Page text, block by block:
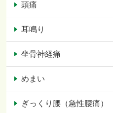
頭痛
耳鳴り
坐骨神経痛
めまい
ぎっくり腰（急性腰痛）